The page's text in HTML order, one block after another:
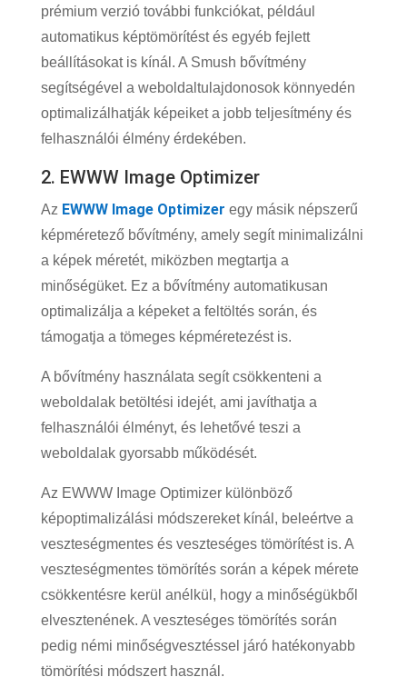
prémium verzió további funkciókat, például
automatikus képtömörítést és egyéb fejlett
beállításokat is kínál. A Smush bővítmény
segítségével a weboldaltulajdonosok könnyedén
optimalizálhatják képeiket a jobb teljesítmény és
felhasználói élmény érdekében.
2. EWWW Image Optimizer
Az EWWW Image Optimizer egy másik népszerű
képméretező bővítmény, amely segít minimalizálni
a képek méretét, miközben megtartja a
minőségüket. Ez a bővítmény automatikusan
optimalizálja a képeket a feltöltés során, és
támogatja a tömeges képméretezést is.
A bővítmény használata segít csökkenteni a
weboldalak betöltési idejét, ami javíthatja a
felhasználói élményt, és lehetővé teszi a
weboldalak gyorsabb működését.
Az EWWW Image Optimizer különböző
képoptimalizálási módszereket kínál, beleértve a
veszteségmentes és veszteséges tömörítést is. A
veszteségmentes tömörítés során a képek mérete
csökkentésre kerül anélkül, hogy a minőségükből
elvesztenének. A veszteséges tömörítés során
pedig némi minőségvesztéssel járó hatékonyabb
tömörítési módszert használ.